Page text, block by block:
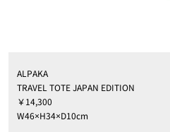
ALPAKA
TRAVEL TOTE JAPAN EDITION
￥14,300
W46×H34×D10cm